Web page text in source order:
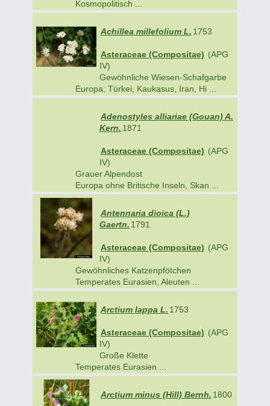
Kosmopolitisch ...
Achillea millefolium L. 1753
Asteraceae (Compositae) (APG
IV)
Gewöhnliche Wiesen-Schafgarbe
Europa; Türkei, Kaukasus, Iran, Hi ...
Adenostyles alliariae (Gouan) A.
Kern. 1871
Asteraceae (Compositae) (APG
IV)
Grauer Alpendost
Europa ohne Britische Inseln, Skan ...
Antennaria dioica (L.)
Gaertn. 1791
Asteraceae (Compositae) (APG
IV)
Gewöhnliches Katzenpfötchen
Temperates Eurasien, Aleuten ...
Arctium lappa L. 1753
Asteraceae (Compositae) (APG
IV)
Große Klette
Temperates Eurasien ...
Arctium minus (Hill) Bernh. 1800